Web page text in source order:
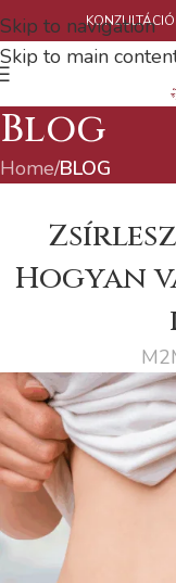
Skip to navigation
Skip to main
Blog
Home/BLOG
Hogyan